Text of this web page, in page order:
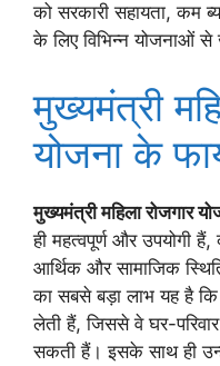
को सरकारी सहायता, कम
के लिए विभिन्न योजनाओं से
मुख्यमंत्री
योजना के
मुख्यमंत्री महिला रोजगार
ही महत्वपूर्ण और उपयोगी
आर्थिक और सामाजिक
का सबसे बड़ा लाभ यह है कि
लेती हैं, जिससे वे घर-
सकती हैं। इसके साथ ही